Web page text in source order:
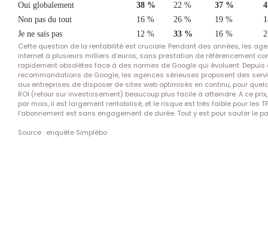
Oui globalement
38 % 22 % 37 %
Non pas du tout
16 % 26 % 19 %
Je ne sais pas
12 % 33 % 16 %
Cette question de la rentabilité est cruciale. Pendant des années, les
internet à plusieurs milliers d’euros, sans prestation de référencement
rapidement obsolètes face à des normes de Google qui évoluent.
recommandations de Google, les agences sérieuses proposent des
aux entreprises de disposer de sites web optimisés en continu, pour
ROI (retour sur investissement) beaucoup plus facile à atteindre. A ce
par mois, il est largement rentabilisé, et le risque est très faible pour les
l’abonnement est sans engagement de durée. Tout y est pour sauter le
Source : enquête Simplébo